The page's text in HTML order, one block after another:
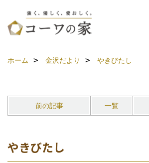
ホーム 金沢だより やきびたし
前の記事 一覧
やきびたし